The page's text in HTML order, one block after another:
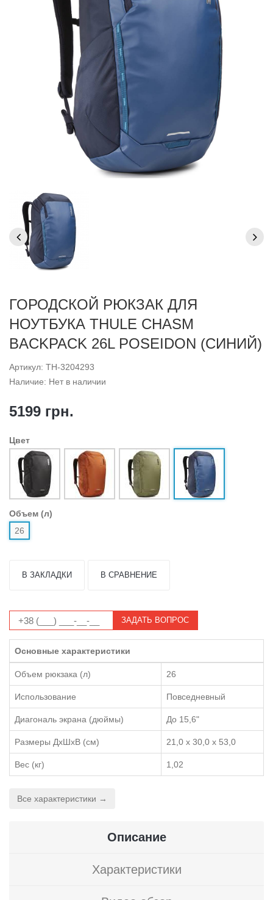
ГОРОДСКОЙ РЮКЗАК ДЛЯ
НОУТБУКА THULE CHASM
BACKPACK 26L POSEIDON (СИНИЙ)
Артикул: TH-3204293
Наличие: Нет в наличии
5199 грн.
Цвет
Объем (л)
26
В ЗАКЛАДКИ В СРАВНЕНИЕ
ЗАДАТЬ ВОПРОС
Основные характеристики
Объем рюкзака (л) 26
Использование Повседневный
Диагональ экрана (дюймы) До 15,6"
Размеры ДхШхВ (см) 21,0 x 30,0 x 53,0
Вес (кг) 1,02
Все характеристики →
Описание
Характеристики